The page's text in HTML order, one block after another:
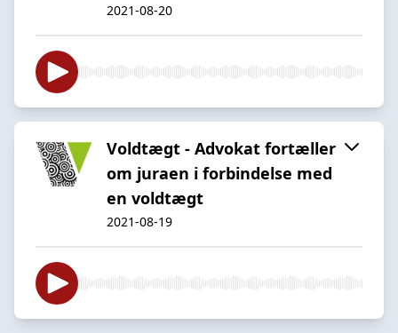
2021-08-20
Voldtægt - Advokat fortæller
om juraen i forbindelse med
en voldtægt
2021-08-19